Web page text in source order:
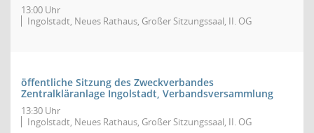
13:00 Uhr
Ingolstadt, Neues Rathaus, Großer Sitzungssaal, II. OG
öffentliche Sitzung des Zweckverbandes
Zentralkläranlage Ingolstadt, Verbandsversammlung
13:30 Uhr
Ingolstadt, Neues Rathaus, Großer Sitzungssaal, II. OG